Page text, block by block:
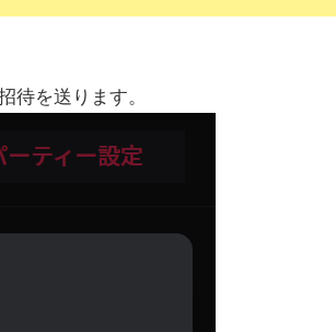
待を送ります。